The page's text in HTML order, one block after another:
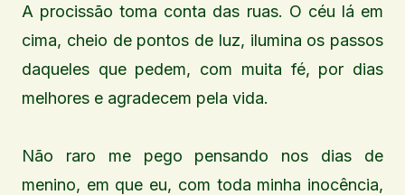
A procissão toma conta das ruas. O céu lá em
cima, cheio de pontos de luz, ilumina os passos
daqueles que pedem, com muita fé, por dias
melhores e agradecem pela vida.
Não raro me pego pensando nos dias de
menino, em que eu, com toda minha inocência,